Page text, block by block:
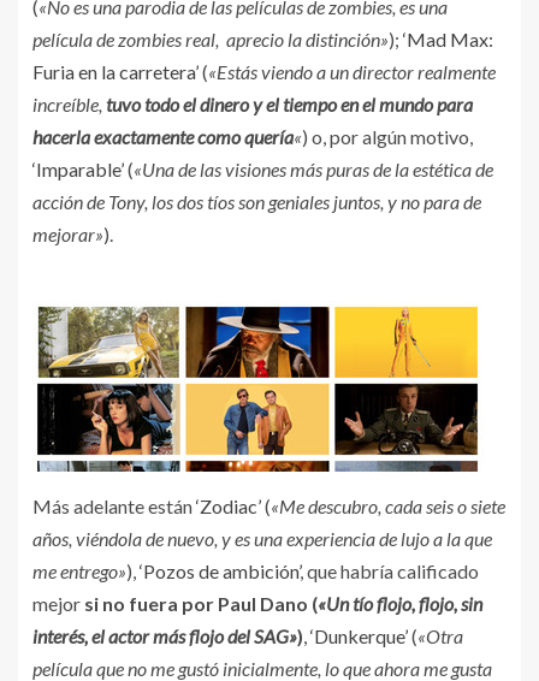
(«No es una parodia de las películas de zombies, es una
película de zombies real, aprecio la distinción»); ‘Mad Max:
Furia en la carretera’(«Estás viendo a un director realmente
increíble, tuvo todo el dinero y el tiempo en el mundo para
hacerla exactamente como quería«) o, por algún motivo,
‘Imparable’(«Una de las visiones más puras de la estética de
acción de Tony, los dos tíos son geniales juntos, y no para de
mejorar»).
Más adelante están‘Zodiac’(«Me descubro, cada seis o siete
años, viéndola de nuevo, y es una experiencia de lujo a la que
me entrego»), ‘Pozos de ambición’, que habría calificado
mejor si no fuera por Paul Dano («Un tío flojo, flojo, sin
interés, el actor más flojo del SAG») ‘Dunkerque’(«Otra
película que no me gustó inicialmente, lo que ahora me gusta